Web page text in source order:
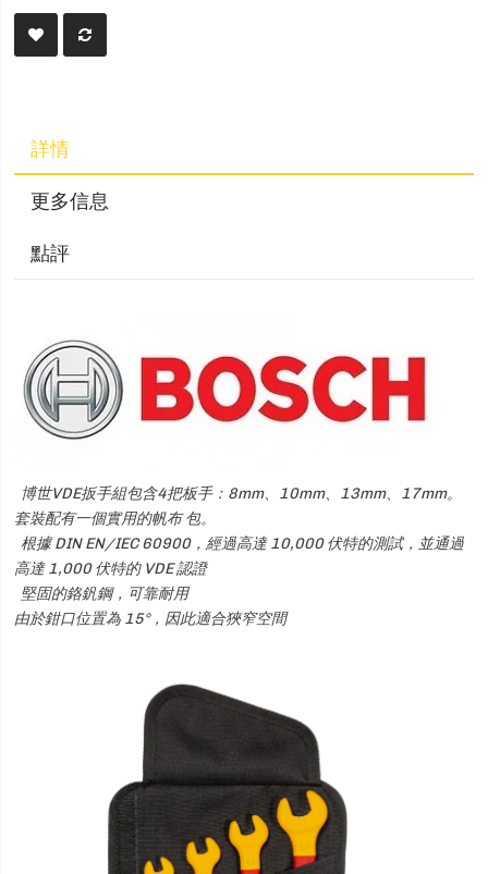
詳情
更多信息
點評
博世VDE扳手組包含4把板手：8mm、10mm、13mm、17mm。
套裝配有一個實用的帆布 包。
根據 DIN EN/IEC 60900，經過高達 10,000 伏特的測試，並通過
高達 1,000 伏特的 VDE 認證
堅固的鉻釩鋼，可靠耐用
由於鉗口位置為 15°，因此適合狹窄空間